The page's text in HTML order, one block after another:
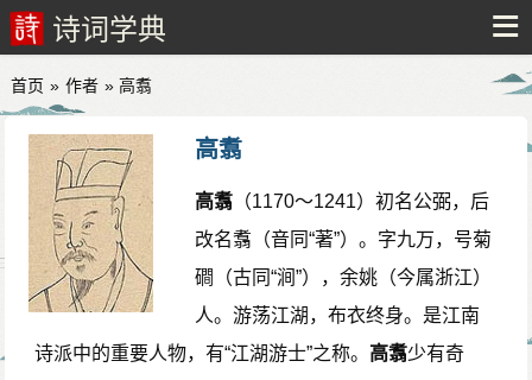
诗词学典
首页 » 作者 » 高翥
高翥
高翥 （1170～1241）初名公弼，后
改名翥（音同“著”）。字九万，号菊
磵（古同“涧”），余姚（今属浙江）
人。游荡江湖，布衣终身。是江南
诗派中的重要人物，有“江湖游士”之称。 高翥少有奇